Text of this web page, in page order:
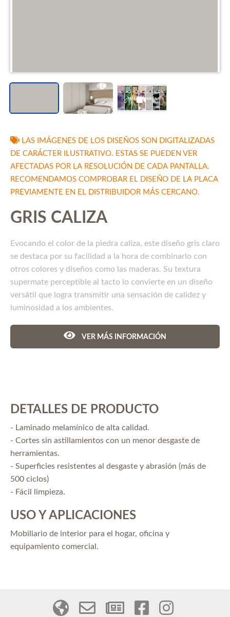
LAS IMÁGENES DE LOS DISEÑOS SON DIGITALIZADAS
DE CARÁCTER ILUSTRATIVO. ESTAS SE PUEDEN VER
AFECTADAS POR LA RESOLUCIÓN DE CADA PANTALLA.
RECOMENDAMOS COMPROBAR EL DISEÑO DE LA PLACA
PREVIAMENTE EN EL DISTRIBUIDOR MÁS CERCANO.
GRIS CALIZA
Evocando el color de la piedra caliza, este diseño gris claro
se destaca por su facilidad a la hora de combinarlo con
otros colores y diseños como las maderas. Su textura
supermate perceptible al tacto lo convierte en un diseño
versátil que logra transmitir una sensación de calidez y
luminosidad a los ambientes.
VER MÁS INFORMACIÓN
DETALLES DE PRODUCTO
- Laminado melamínico de alta calidad.
- Cortes sin astillamientos con un menor desgaste de
herramientas.
- Superficies resistentes al desgaste y abrasión (más de
500 ciclos)
- Fácil limpieza.
USO Y APLICACIONES
Mobiliario de interior para el hogar, oficina y
equipamiento comercial.